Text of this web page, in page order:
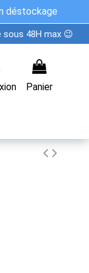
déstockage
sous 48H max 😉
Panier